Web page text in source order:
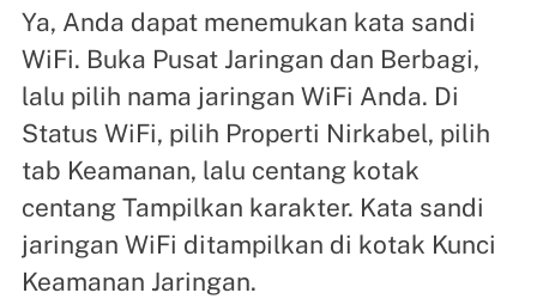
Ya, Anda dapat menemukan kata sandi
WiFi. Buka Pusat Jaringan dan Berbagi,
lalu pilih nama jaringan WiFi Anda. Di
Status WiFi, pilih Properti Nirkabel, pilih
tab Keamanan, lalu centang kotak
centang Tampilkan karakter. Kata sandi
jaringan WiFi ditampilkan di kotak Kunci
Keamanan Jaringan.